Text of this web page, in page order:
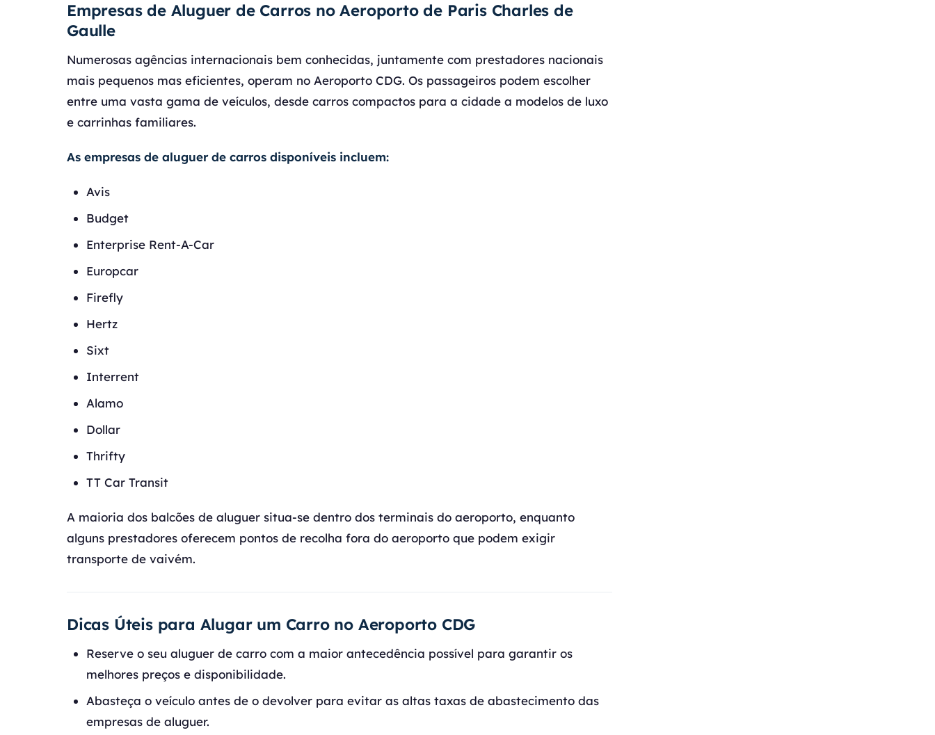
Empresas de Aluguer de Carros no Aeroporto de Paris Charles de
Gaulle
Numerosas agências internacionais bem conhecidas, juntamente com prestadores nacionais
mais pequenos mas eficientes, operam no Aeroporto CDG. Os passageiros podem escolher
entre uma vasta gama de veículos, desde carros compactos para a cidade a modelos de luxo
e carrinhas familiares.
As empresas de aluguer de carros disponíveis incluem:
Avis
Budget
Enterprise Rent-A-Car
Europcar
Firefly
Hertz
Sixt
Interrent
Alamo
Dollar
Thrifty
TT Car Transit
A maioria dos balcões de aluguer situa-se dentro dos terminais do aeroporto, enquanto
alguns prestadores oferecem pontos de recolha fora do aeroporto que podem exigir
transporte de vaivém.
Dicas Úteis para Alugar um Carro no Aeroporto CDG
Reserve o seu aluguer de carro com a maior antecedência possível para garantir os
melhores preços e disponibilidade.
Abasteça o veículo antes de o devolver para evitar as altas taxas de abastecimento das
empresas de aluguer.